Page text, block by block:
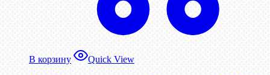
В корзину Quick View